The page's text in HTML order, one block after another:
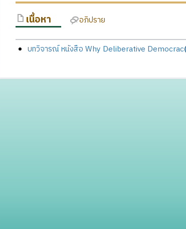
เนื้อหา อภิปราย
บทวิจารณ์ หนังสือ Why Deliberative Democrac